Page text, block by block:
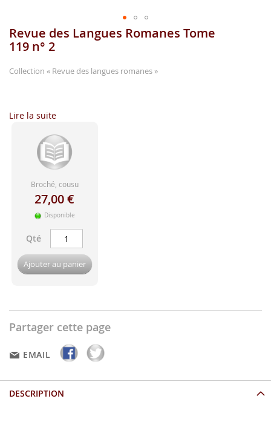
Aller
au
de
Revue des Langues Romanes Tome
119 n° 2
Collection « Revue des langues romanes »
Lire la suite
Broché, cousu
27,00 €
Disponible
Qté
Ajouter au panier
Partager cette page
EMAIL
DESCRIPTION